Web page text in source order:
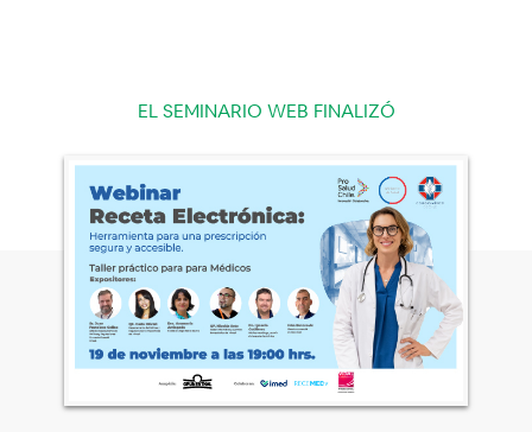
EL SEMINARIO WEB FINALIZÓ